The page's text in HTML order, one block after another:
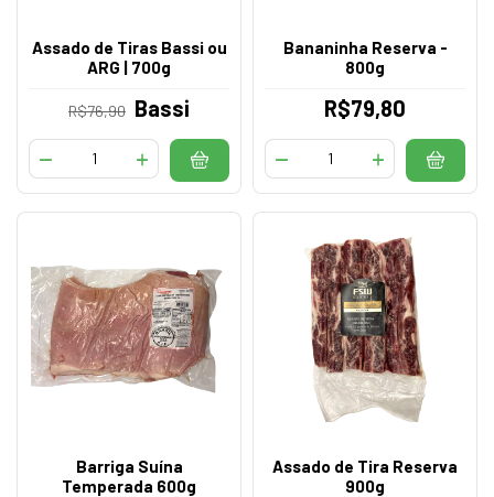
Assado de Tiras Bassi ou
ARG | 700g
R$76,90 Bassi
Bananinha Reserva -
800g
R$79,80
Barriga Suína
Temperada 600g
Assado de Tira Reserva
900g